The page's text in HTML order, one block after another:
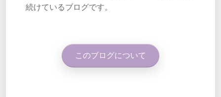
続けているブログです。
このブログについて